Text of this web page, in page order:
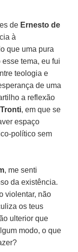
de Ernesto de
à
que uma pura
tema, eu fui
teologia e
de uma
a reflexão
, em que se
espaço
político sem
, me senti
da existência.
violentar, não
os teus
ulterior que
modo, o que